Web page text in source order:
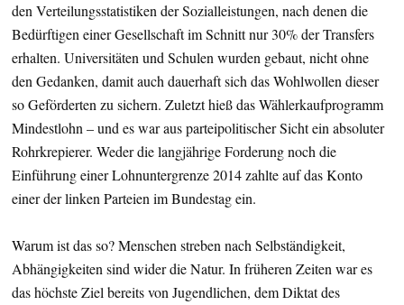
den Verteilungsstatistiken der Sozialleistungen, nach denen die
Bedürftigen einer Gesellschaft im Schnitt nur 30% der Transfers
erhalten. Universitäten und Schulen wurden gebaut, nicht ohne
den Gedanken, damit auch dauerhaft sich das Wohlwollen dieser
so Geförderten zu sichern. Zuletzt hieß das Wählerkaufprogramm
Mindestlohn – und es war aus parteipolitischer Sicht ein absoluter
Rohrkrepierer. Weder die langjährige Forderung noch die
Einführung einer Lohnuntergrenze 2014 zahlte auf das Konto
einer der linken Parteien im Bundestag ein.
Warum ist das so? Menschen streben nach Selbständigkeit,
Abhängigkeiten sind wider die Natur. In früheren Zeiten war es
das höchste Ziel bereits von Jugendlichen, dem Diktat des